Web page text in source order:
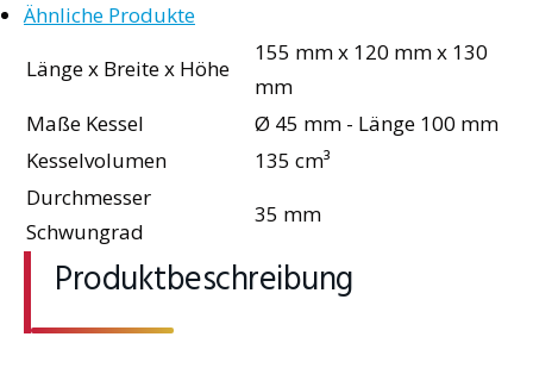
Ähnliche Produkte
Länge x Breite x Höhe
155 mm x 120 mm x 130
mm
Maße Kessel
Ø 45 mm - Länge 100 mm
Kesselvolumen
135 cm³
Durchmesser
Schwungrad
35 mm
Produktbeschreibung